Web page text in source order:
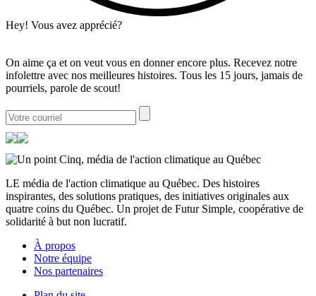
Hey! Vous avez apprécié?
On aime ça et on veut vous en donner encore plus. Recevez notre
infolettre avec nos meilleures histoires. Tous les 15 jours, jamais de
pourriels, parole de scout!
LE média de l'action climatique au Québec. Des histoires
inspirantes, des solutions pratiques, des initiatives originales aux
quatre coins du Québec. Un projet de Futur Simple, coopérative de
solidarité à but non lucratif.
À propos
Notre équipe
Nos partenaires